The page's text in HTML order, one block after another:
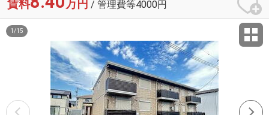
賃料 万円 / 管理費等4000円
1 /15